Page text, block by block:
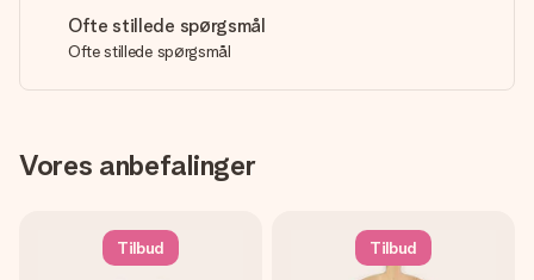
Ofte stillede spørgsmål
Ofte stillede spørgsmål
Vores anbefalinger
Tilbud Tilbud